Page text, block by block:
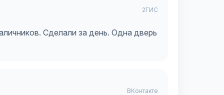
2ГИС
Сделали за день. Одна дверь
ВКонтакте